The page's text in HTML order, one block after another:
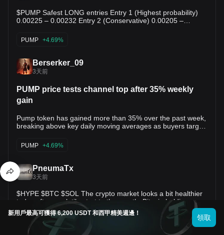
$PUMP Safest LONG entries Entry 1 (Highest probability)
0.00225 – 0.00232 Entry 2 (Conservative) 0.00205 –
deeply. Stop Loss 0.00195 (below the recent swing support)
Take Profit TP1: 0.00260 TP2: 0.00290 TP3: 0.00330
PUMP +4.69%
Berserker_09
3天前
PUMP price tests channel top after 35% weekly
gain
Pump token has gained more than 35% over the past week,
breaking above key daily moving averages as buyers target
price extends its weekly rally According to data, $PUMP
price traded near $0.00252 on Aug. 5 after reaching an
weekly gain above 35% and marked a sharp recovery from
the July 30 area near $0.0018. The daily chart shows that
PUMP has broken above a descending trendline that had
capped the token since early 2026. Buyers also cleared the
horizontal resistance area between $0.0022 and $0.0024,
turning the former ceiling into a potential support zone. This
breakout followed a base-building period between $0.0013
and $0.0016 during June and early July. PUMP has since
formed a series of higher lows, showing a shift from its
PUMP +4.69%
PneumaTx
3天前
$HYPE $BTC $SOL The crypto market looks a bit healthier
today after a volatile start to the month. Bitcoin holding
above $64,000 has helped improve overall sentiment, but I
don't think this is a market where everything moves together
just yet. Capital is still rotating into specific projects instead
-0.15%
新用戶最高可獲得 6,200 USDT 和西甲精美週邊！
領取